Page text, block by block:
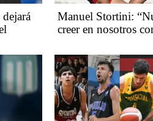
Manuel Stortini:
creer en nosotros